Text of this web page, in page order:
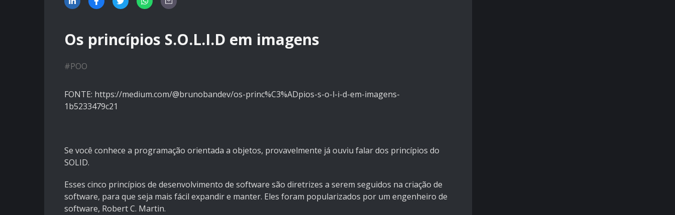
Os princípios S.O.L.I.D em imagens
#POO
FONTE: https://medium.com/@brunobandev/os-princ%C3%ADpios-s-o-l-i-d-em-imagens-
1b5233479c21
Se você conhece a programação orientada a objetos, provavelmente já ouviu falar dos princípios do
SOLID.
Esses cinco princípios de desenvolvimento de software são diretrizes a serem seguidos na criação de
software, para que seja mais fácil expandir e manter. Eles foram popularizados por um engenheiro de
software, Robert C. Martin.